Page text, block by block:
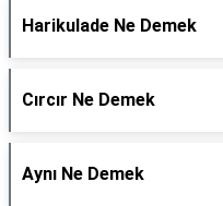
Harikulade Ne Demek
Cırcır Ne Demek
Aynı Ne Demek